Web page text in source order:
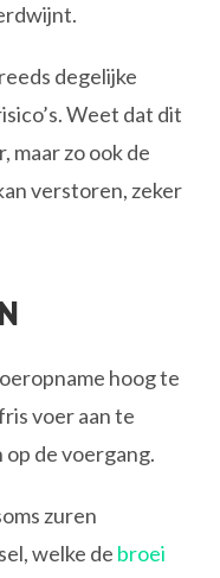
degelijke
Weet dat dit
maar zo ook de
verstoren, zeker
hoog te
voer aan te
de voergang.
zuren
welke de broei